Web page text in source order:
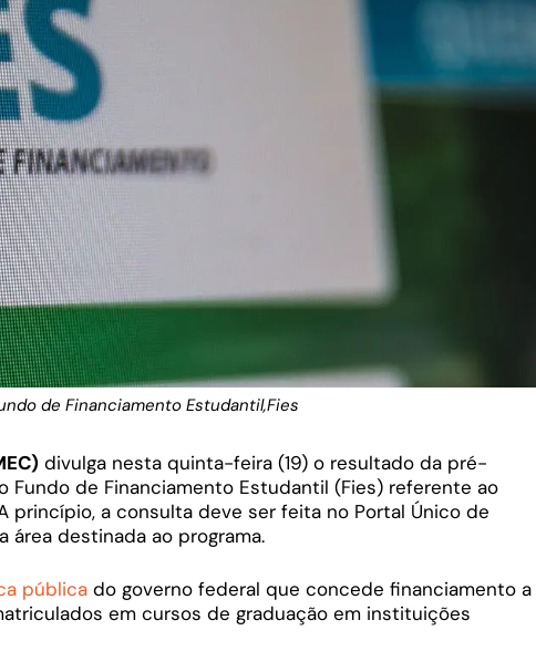
de Financiamento Estudantil,Fies
divulga nesta quinta-feira (19) o resultado da pré-
Fundo de Financiamento Estudantil (Fies) referente ao
princípio, a consulta deve ser feita no Portal Único de
área destinada ao programa.
pública do governo federal que concede financiamento a
em cursos de graduação em instituições